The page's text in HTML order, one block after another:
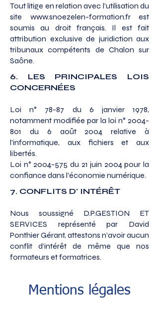
Tout litige en relation avec l’utilisation du
site www.​snoezelen-​formation.​fr est
soumis au droit français. Il est fait
attribution exclusive de juridiction aux
tribunaux compétents de Chalon sur
Saône.
6. LES PRINCIPALES LOIS
CONCERNÉES
Loi n° 78-87 du 6 janvier 1978,
notamment modifiée par la loi n° 2004-
801 du 6 août 2004 relative à
l'informatique, aux fichiers et aux
libertés.
Loi n° 2004-575 du 21 juin 2004 pour la
confiance dans l'économie numérique.
7. CONFLITS D' INTÉRÊT
Nous soussigné D.P.GESTION ET
SERVICES représenté par David
Ponthier Gérant, attestons n’avoir aucun
conflit d’intérêt de même que nos
formateurs et formatrices.
Mentions légales